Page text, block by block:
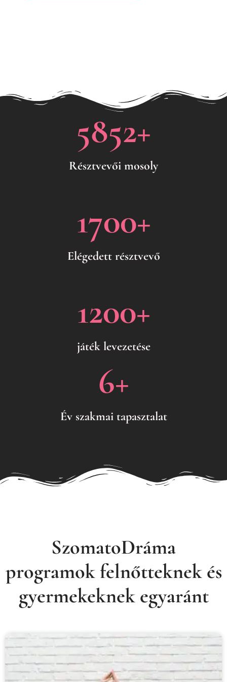
Résztvevői mosoly
5852+
Elégedett résztvevő
1700+
játék levezetése
1200+
Év szakmai tapasztalat
6+
SzomatoDráma
programok felnőtteknek és
gyermekeknek egyaránt